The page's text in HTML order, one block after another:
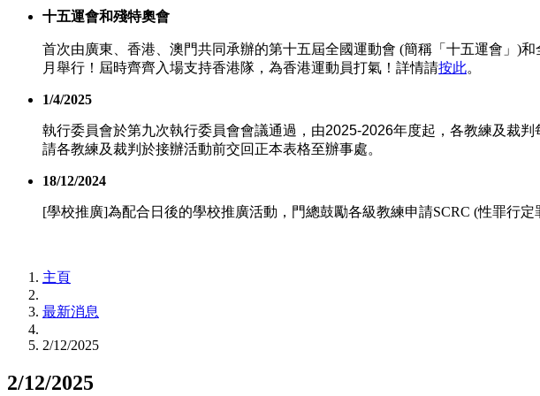
十五運會和殘特奧會
首次由廣東、香港、澳門共同承辦的第十五屆全國運動會 (簡稱「十五運會」)
月舉行！屆時齊齊入場支持香港隊，為香港運動員打氣！詳情請按此。
1/4/2025
執行委員會於第九次執行委員會會議通過，由2025-2026年度起，各教練及裁
請各教練及裁判於接辦活動前交回正本表格至辦事處。
18/12/2024
[學校推廣]為配合日後的學校推廣活動，門總鼓勵各級教練申請SCRC (性罪行
主頁
最新消息
2/12/2025
2/12/2025